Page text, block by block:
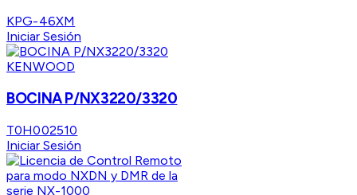
KPG-46XM
Iniciar Sesión
KENWOOD
BOCINA P/NX3220/3320
T0H002510
Iniciar Sesión